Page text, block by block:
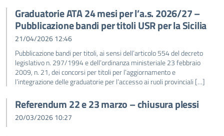
Graduatorie ATA 24 mesi per l’a.s. 2026/27 –
Pubblicazione bandi per titoli USR per la Sicilia
21/04/2026 12:46
Pubblicazione bandi per titoli, ai sensi dell’articolo 554 del decreto
legislativo n. 297/1994 e dell’ordinanza ministeriale 23 febbraio
2009, n. 21, dei concorsi per titoli per l’aggiornamento e
l’integrazione delle graduatorie per l’accesso ai ruoli provinciali […]
Referendum 22 e 23 marzo – chiusura plessi
20/03/2026 10:27